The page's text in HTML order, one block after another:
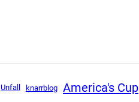
Unfall knarrblog America's Cup